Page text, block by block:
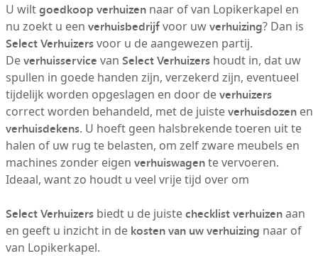
U wiltgoedkoop verhuizennaar of van Lopikerkapel en
nu zoekt u een verhuisbedrijfvoor uwverhuizing? Dan is
Select Verhuizersvoor u de aangewezen partij.
Deverhuisservice van Select Verhuizershoudt in, dat uw
spullen in goede handen zijn, verzekerd zijn, eventueel
tijdelijk worden opgeslagen en door deverhuizers
correct worden behandeld, met de juisteverhuisdozenen
verhuisdekens. U hoeft geen halsbrekende toeren uit te
halen of uw rug te belasten, om zelf zware meubels en
machines zonder eigen verhuiswagente vervoeren.
Ideaal, want zo houdt u veel vrije tijd over om
Select Verhuizersbiedt u de juistechecklist verhuizenaan
en geeft u inzicht in de kosten van uw verhuizing naar of
van Lopikerkapel.